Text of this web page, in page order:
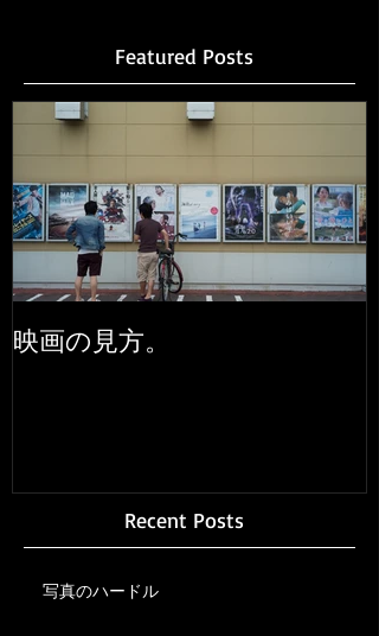
Featured Posts
映画の見方。
Recent Posts
写真のハードル